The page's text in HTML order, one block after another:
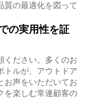
質の最適化を図って
の実用性を証
ください。多くのお
トルが、アウトドア
お声をいただいてお
を楽しむ常連顧客の